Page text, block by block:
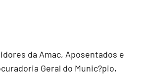
da Amac, Aposentados e
Geral do Munic?pio,